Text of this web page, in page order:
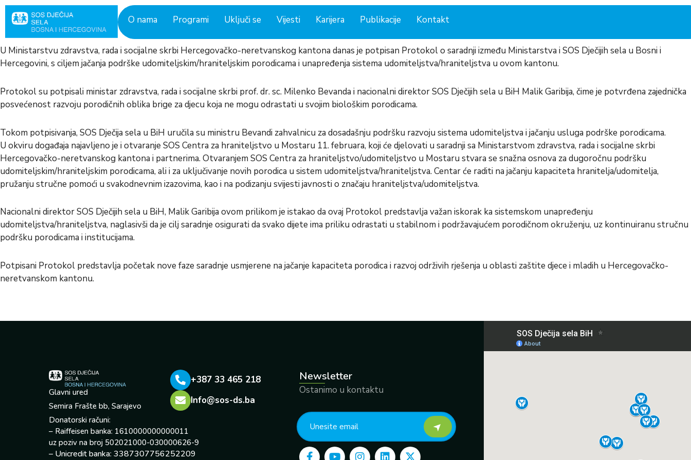
Skip
content
O nama Programi Uključi se Vijesti Karijera Publikacije Kontakt
U Ministarstvu zdravstva, rada i socijalne skrbi Hercegovačko-neretvanskog kantona danas je potpisan Protokol o saradnji između Ministarstva i SOS Dječijih sela u Bosni i
Hercegovini, s ciljem jačanja podrške udomiteljskim/hraniteljskim porodicama i unapređenja sistema udomiteljstva/hraniteljstva u ovom kantonu.
Protokol su potpisali ministar zdravstva, rada i socijalne skrbi prof. dr. sc. Milenko Bevanda i nacionalni direktor SOS Dječijih sela u BiH Malik Garibija, čime je potvrđena zajednička
posvećenost razvoju porodičnih oblika brige za djecu koja ne mogu odrastati u svojim biološkim porodicama.
Tokom potpisivanja, SOS Dječija sela u BiH uručila su ministru Bevandi zahvalnicu za dosadašnju podršku razvoju sistema udomiteljstva i jačanju usluga podrške porodicama.
U okviru događaja najavljeno je i otvaranje SOS Centra za hraniteljstvo u Mostaru 11. februara, koji će djelovati u saradnji sa Ministarstvom zdravstva, rada i socijalne skrbi
Hercegovačko-neretvanskog kantona i partnerima. Otvaranjem SOS Centra za hraniteljstvo/udomiteljstvo u Mostaru stvara se snažna osnova za dugoročnu podršku
udomiteljskim/hraniteljskim porodicama, ali i za uključivanje novih porodica u sistem udomiteljstva/hraniteljstva. Centar će raditi na jačanju kapaciteta hranitelja/udomitelja,
pružanju stručne pomoći u svakodnevnim izazovima, kao i na podizanju svijesti javnosti o značaju hraniteljstva/udomiteljstva.
Nacionalni direktor SOS Dječijih sela u BiH, Malik Garibija ovom prilikom je istakao da ovaj Protokol predstavlja važan iskorak ka sistemskom unapređenju
udomiteljstva/hraniteljstva, naglasivši da je cilj saradnje osigurati da svako dijete ima priliku odrastati u stabilnom i podržavajućem porodičnom okruženju, uz kontinuiranu stručnu
podršku porodicama i institucijama.
Potpisani Protokol predstavlja početak nove faze saradnje usmjerene na jačanje kapaciteta porodica i razvoj održivih rješenja u oblasti zaštite djece i mladih u Hercegovačko-
neretvanskom kantonu.
Glavni ured
Semira Frašte bb, Sarajevo
Donatorski računi:
– Raiffeisen banka: 1610000000000011
uz poziv na broj 502021000-030000626-9
– Unicredit banka: 3387307756252209
+387 33 465 218
Info@sos-ds.ba
Newsletter
Ostanimo u kontaktu
F
a
Y
o
I
n
L
i
X
-